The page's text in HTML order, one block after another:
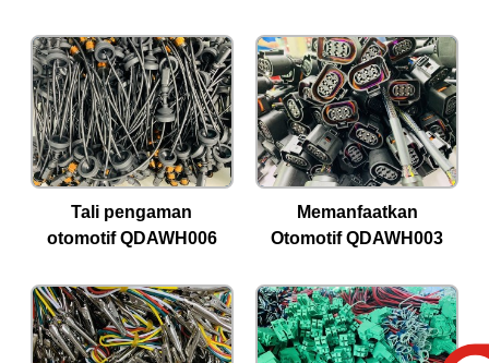
Tali pengaman
otomotif QDAWH006
Memanfaatkan
Otomotif QDAWH003